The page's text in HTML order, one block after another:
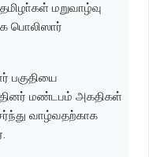
மறுவாழ்வு
பொலிஸார்
பகுதியை
மண்டபம் அகதிகள்
வாழ்வதற்காக